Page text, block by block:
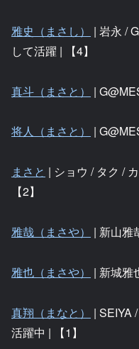
雅史（まさし）
| 岩永 /
して活躍 | 【4】
真斗（まさと） |
将人（まさと） |
まさと | ショウ / タク /
【2】
雅哉（まさや） | 新山雅
雅也（まさや） | 新城雅
真翔（まなと）
| SEIYA
活躍中 | 【1】